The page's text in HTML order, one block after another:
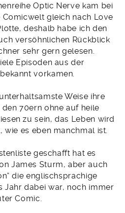
Optic Nerve kam bei
Comicwelt gleich nach Love
deshalb habe ich den
versöhnlichen Rückblick
sehr gern gelesen.
Episoden aus der
vorkamen.
Weise ihre
70ern ohne auf heile
zu sein, das Leben wird
es eben manchmal ist.
geschafft hat es
James Sturm, aber auch
die englischsprachige
Jahr dabei war, noch immer
Comic.